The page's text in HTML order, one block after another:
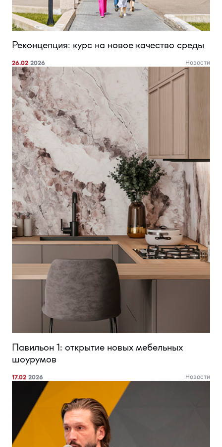
Реконцепция: курс на новое качество среды
26.02 2026 Новости
Павильон 1: открытие новых мебельных
шоурумов
17.02 2026 Новости